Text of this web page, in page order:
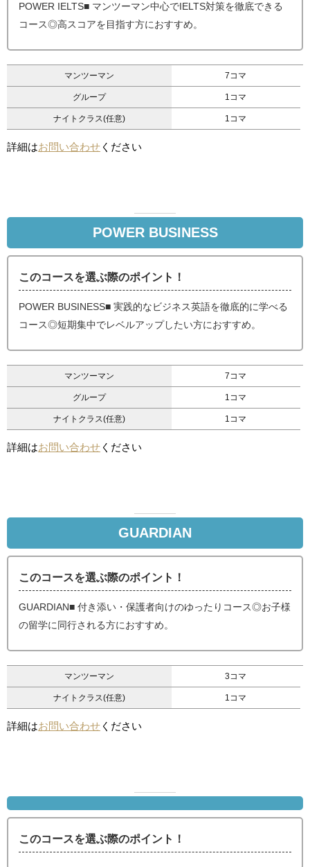
POWER IELTS■ マンツーマン中心でIELTS対策を徹底できる
コース◎高スコアを目指す方におすすめ。
マンツーマン 7コマ
グループ 1コマ
ナイトクラス(任意) 1コマ
詳細はお問い合わせ ください
POWER BUSINESS
このコースを選ぶ際のポイント！
POWER BUSINESS■ 実践的なビジネス英語を徹底的に学べる
コース◎短期集中でレベルアップしたい方におすすめ。
マンツーマン 7コマ
グループ 1コマ
ナイトクラス(任意) 1コマ
詳細はお問い合わせ ください
GUARDIAN
このコースを選ぶ際のポイント！
GUARDIAN■ 付き添い・保護者向けのゆったりコース◎お子様
の留学に同行される方におすすめ。
マンツーマン 3コマ
ナイトクラス(任意) 1コマ
詳細はお問い合わせ ください
このコースを選ぶ際のポイント！